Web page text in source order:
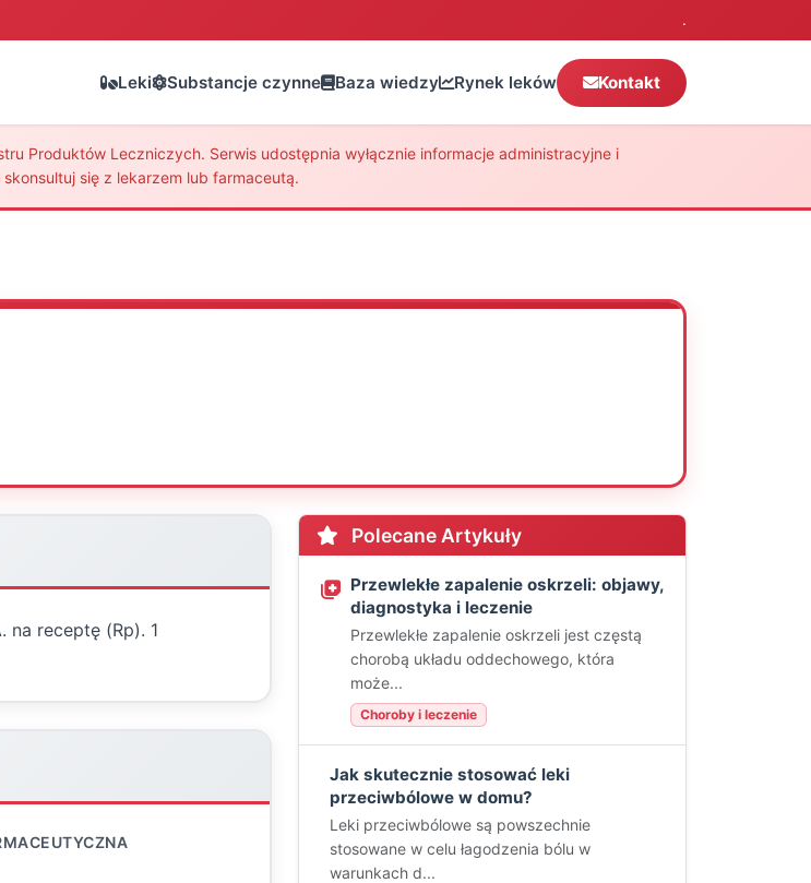
.
Leki Substancje czynne Baza wiedzy Rynek leków Kontakt
Produktów Leczniczych. Serwis udostępnia wyłącznie informacje administracyjne i
się z lekarzem lub farmaceutą.
na receptę (Rp). 1
Polecane Artykuły
Przewlekłe zapalenie oskrzeli: objawy,
diagnostyka i leczenie
Przewlekłe zapalenie oskrzeli jest częstą
chorobą układu oddechowego, która
może...
Choroby i leczenie
Jak skutecznie stosować leki
przeciwbólowe w domu?
Leki przeciwbólowe są powszechnie
stosowane w celu łagodzenia bólu w
warunkach d...